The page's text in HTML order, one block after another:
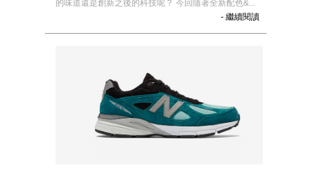
的味道還是創新之後的科技呢？ 今回隨著全新配色&...
- 繼續閱讀